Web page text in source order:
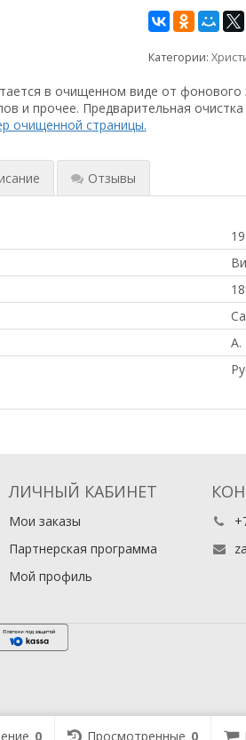
0 Просмотренные 0
Категории:
в очищенном виде от
и прочее. Предварительная
очищенной страницы.
Отзывы
А.
ЛИЧНЫЙ КАБИНЕТ
Мои заказы
Партнерская программа
Мой профиль